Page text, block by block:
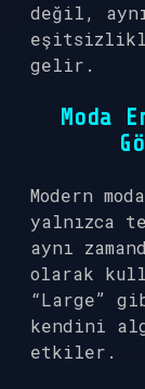
değil,
gelir.
Moda
Modern
yalnızca
aynı
olarak
“Large”
kendini
etkiler.